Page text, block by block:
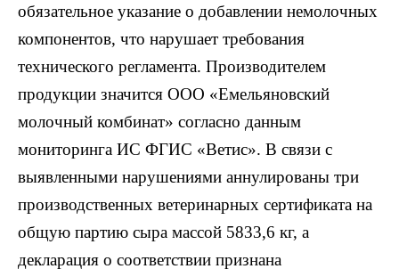
обязательное указание о добавлении немолочных
компонентов, что нарушает требования
технического регламента. Производителем
продукции значится ООО «Емельяновский
молочный комбинат» согласно данным
мониторинга ИС ФГИС «Ветис». В связи с
выявленными нарушениями аннулированы три
производственных ветеринарных сертификата на
общую партию сыра массой 5833,6 кг, а
декларация о соответствии признана